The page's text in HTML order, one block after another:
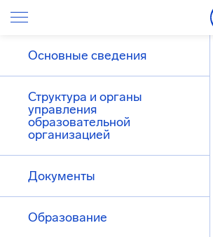
Основные сведения
Структура и органы
управления
образовательной
организацией
Документы
Образование